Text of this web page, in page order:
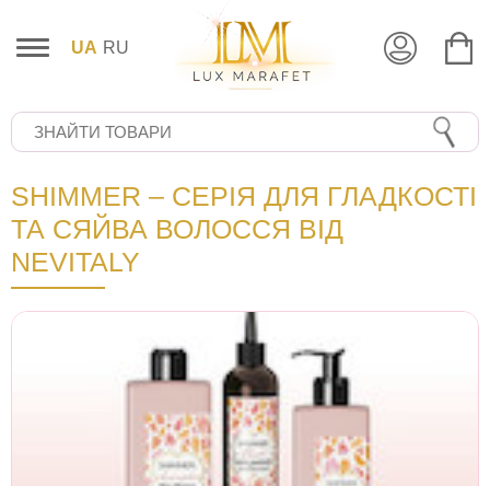
UA RU
SHIMMER – СЕРІЯ ДЛЯ ГЛАДКОСТІ
ТА СЯЙВА ВОЛОССЯ ВІД
NEVITALY